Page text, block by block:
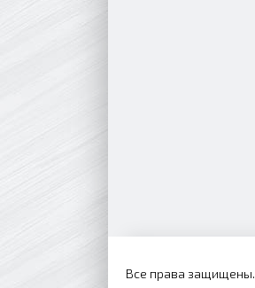
Все права защищены.